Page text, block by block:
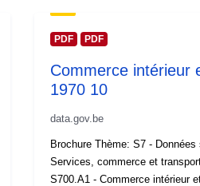
PDF PDF
Commerce intérieur
1970 10
data.gov.be
Brochure Thème: S7 -
Services, commerce et
S700.A1 - Commerce intérieur